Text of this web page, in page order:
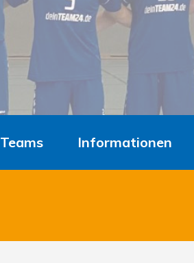
Teams Informationen